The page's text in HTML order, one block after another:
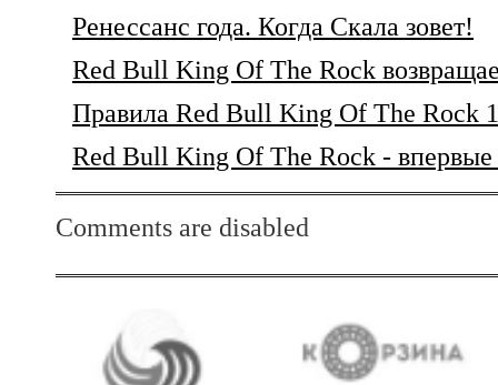
Ренессанс года. Когда Скала зовет!
Red Bull King Of The Rock
Правила Red Bull King Of The Rock
Red Bull King Of The Rock -
Comments are disabled